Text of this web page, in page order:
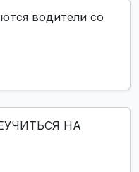
водители со
НА